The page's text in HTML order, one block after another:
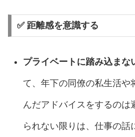
✅ 距離感を意識する
プライベートに踏み込まな
て、年下の同僚の私生活や
んだアドバイスをするのは
られない限りは、仕事の話